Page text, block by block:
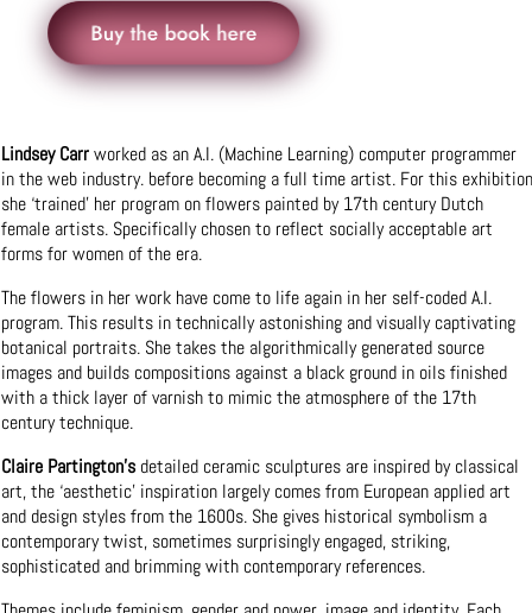
Lindsey Carrworked as an A.I. (Machine Learning) computer programmer
in the web industry. before becoming a full time artist. For this exhibition
she ‘trained’ her program on flowers painted by 17th century Dutch
female artists. Specifically chosen to reflect socially acceptable art
forms for women of the era.
The flowers in her work have come to life again in her self-coded A.I.
program. This results in technically astonishing and visually captivating
botanical portraits. She takes the algorithmically generated source
images and builds compositions against a black ground in oils finished
with a thick layer of varnish to mimic the atmosphere of the 17th
century technique.
Claire Partington’s detailed ceramic sculptures are inspired by classical
art, the ‘aesthetic’ inspiration largely comes from European applied art
and design styles from the 1600s. She gives historical symbolism a
contemporary twist, sometimes surprisingly engaged, striking,
sophisticated and brimming with contemporary references.